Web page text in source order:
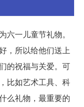
一儿童节礼物。
，所以给他们送上
的祝福与关爱。可
比如艺术工具、科
么礼物，最重要的